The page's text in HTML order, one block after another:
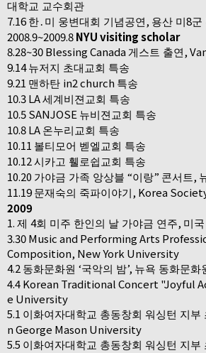
대학교 교수회관
7.16 한․ 미 웅변대회 기념공연 , 용산 미 8군
2008.9~2009.8NYU visiting scholar
8.28~30 Blessing Canada 게스트 출연 ,
9.14뉴저지 초대교회 특송
9.21 맨하탄 in2 church 특송
10.3 LA세계비젼교회 특송
10.5 SANJOSE 뉴비젼교회 특송
10.8 LA 온누리교회 특송
10.11 볼티모어 벧엘교회 특송
10.12 시카고 휄로쉽교회 특송
10.20 가야금 가족 앙상블 “이랑” 콘서트 ,
11.19 문재숙의 죽파이야기 , Korea
2009
1. 제 4회 미주 한인의 날 가야금 연주, 미
3.30 Music and Performing Arts
Composition, New York University
4.2 동화문화원 ‘국악의 밤’, 뉴욕 동화문화
4.4 Korean Traditional Concert "Joyful
e University
5.1 이화여자대학교 총동창회 워싱턴 지부
n George Mason University
5.5 이화여자대학교 총동창회 워싱턴 지부